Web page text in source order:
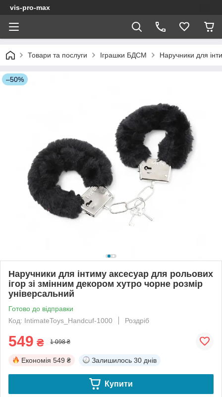
vis-pro-max
Товари та послуги Іграшки БДСМ Наручники для
–50%
Наручники для інтиму аксесуар для рольових
ігор зі змінним декором хутро чорне розмір
універсальний
Готово до відправки
Код: IntimateToys_Handcuf-1000
Роздріб
549 ₴ 1 098 ₴
Економія 549 ₴ Залишилось 30 днів
Купити